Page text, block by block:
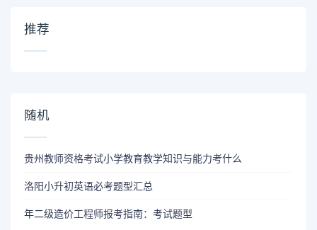
推荐
随机
贵州教师资格考试小学教育教学知识与能力考什么
洛阳小升初英语必考题型汇总
年二级造价工程师报考指南：考试题型